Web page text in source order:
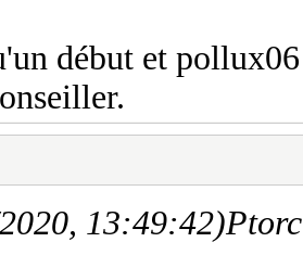
début et
13:49:42)